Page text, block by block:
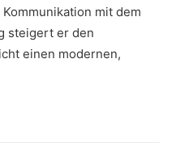
mit dem
steigert er den
einen modernen,